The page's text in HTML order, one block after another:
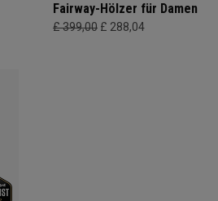
Fairway-Hölzer für Damen
£ 399,00 £ 288,04